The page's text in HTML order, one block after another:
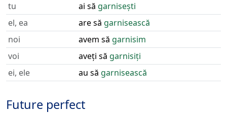
tu
ai să garnisești
el, ea
are să garnisească
noi
avem să garnisim
voi
aveți să garnisiți
ei, ele
au să garnisească
Future perfect